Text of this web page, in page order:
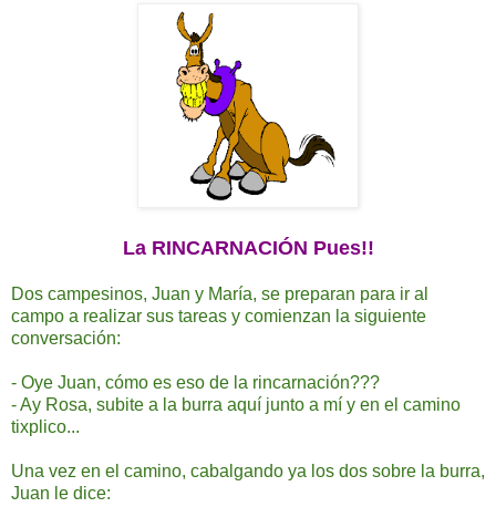
La RINCARNACIÓN Pues!!
Dos campesinos, Juan y María, se preparan para ir al
campo a realizar sus tareas y comienzan la siguiente
conversación:
- Oye Juan, cómo es eso de la rincarnación???
- Ay Rosa, subite a la burra aquí junto a mí y en el camino
tixplico...
Una vez en el camino, cabalgando ya los dos sobre la burra,
Juan le dice: